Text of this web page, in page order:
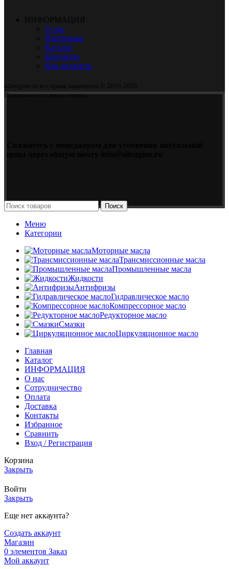
ИНФОРМАЦИЯ
О нас
Партнерам
Каталог
Контакты
Как оплатить
oilengine.ru все права защищены © 2016-2026
Принимаем все виды оплаты.
Поиск
Меню
Категории
Моторные масла
Трансмиссионные масла
Промышленные масла
Жидкости
Антифризы
Гидравлическое масло
Компрессорное масло
Редукторное масло
Смазки
Циркуляционное масло
Главная
Каталог
ИНФОРМАЦИЯ
О нас
Сотрудничество
Оплата
Доставка
Контакты
Избранное
Сравнить
Вход / Регистрация
Корзина
Закрыть
Войти
Закрыть
Еще нет аккаунта?
Создать аккаунт
Магазин
0 элементов Заказ
Мой аккаунт